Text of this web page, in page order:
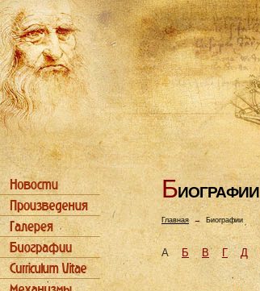
БИОГРАФИИ
Главная→ Биографии
АБ В Г Д